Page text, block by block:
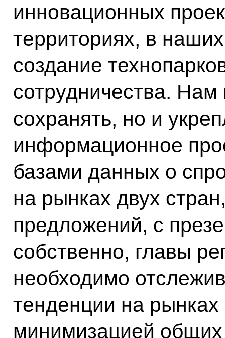
инновационных
территориях, в
создание
сотрудничества.
сохранять, но и
информационное
базами данных о
на рынках двух
предложений, с
собственно, главы
необходимо
тенденции на рынках
минимизацией общих